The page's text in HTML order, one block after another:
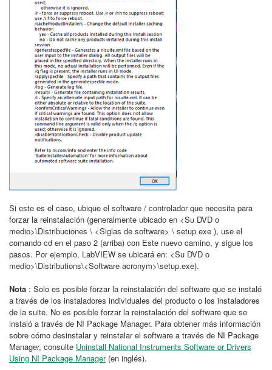
Si este es el caso, ubique el software / controlador que necesita para
forzar la reinstalación (generalmente ubicado en <Su DVD o
medio>\Distribuciones \ <Siglas de software> \ setup.exe ), use el
comando cd en el paso 2 (arriba) con Este nuevo camino, y sigue los
pasos. Por ejemplo, LabVIEW se ubicará en: <Su DVD o
medio>\Distributions\<Software acronym>\setup.exe).
Nota : Solo es posible forzar la reinstalación del software que se instaló
a través de los instaladores individuales del producto o los instaladores
de la suite. No es posible forzar la reinstalación del software que se
instaló a través de NI Package Manager. Para obtener más información
sobre cómo desinstalar y reinstalar el software a través de NI Package
Manager, consulte Uninstall National Instruments Software or Drivers
Using NI Package Manager(en inglés).